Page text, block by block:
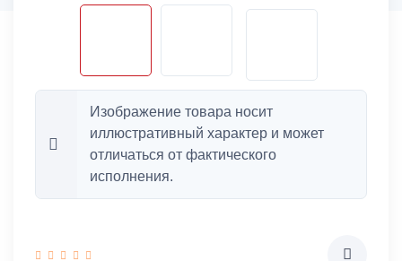
Изображение товара носит
иллюстративный характер и может
отличаться от фактического
исполнения.